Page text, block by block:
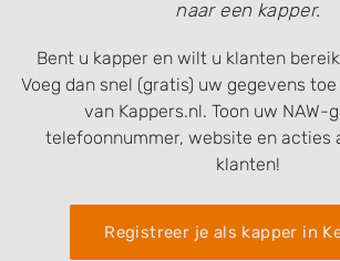
naar een kapper.
Bent u kapper en wilt u klanten
Voeg dan snel (gratis) uw gegevens
van Kappers.nl. Toon uw NAW-
telefoonnummer, website en acties
klanten!
Registreer je als kapper in